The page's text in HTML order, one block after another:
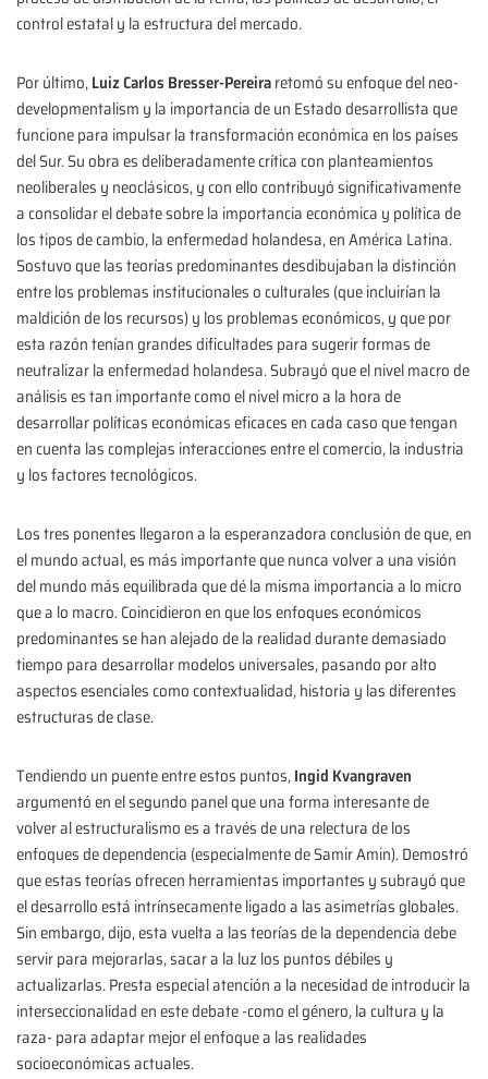
control estatal y la estructura del mercado.
Por último,Luiz Carlos Bresser-Pereiraretomó su enfoque del neo-
developmentalism y la importancia de un Estado desarrollista que
funcione para impulsar la transformación económica en los países
del Sur. Su obra es deliberadamente crítica con planteamientos
neoliberales y neoclásicos, y con ello contribuyó significativamente
a consolidar el debate sobre la importancia económica y política de
los tipos de cambio, la enfermedad holandesa, en América Latina.
Sostuvo que las teorías predominantes desdibujaban la distinción
entre los problemas institucionales o culturales (que incluirían la
maldición de los recursos) y los problemas económicos, y que por
esta razón tenían grandes dificultades para sugerir formas de
neutralizar la enfermedad holandesa. Subrayó que el nivel macro de
análisis es tan importante como el nivel micro a la hora de
desarrollar políticas económicas eficaces en cada caso que tengan
en cuenta las complejas interacciones entre el comercio, la industria
y los factores tecnológicos.
Los tres ponentes llegaron a la esperanzadora conclusión de que, en
el mundo actual, es más importante que nunca volver a una visión
del mundo más equilibrada que dé la misma importancia a lo micro
que a lo macro. Coincidieron en que los enfoques económicos
predominantes se han alejado de la realidad durante demasiado
tiempo para desarrollar modelos universales, pasando por alto
aspectos esenciales como contextualidad, historia y las diferentes
estructuras de clase.
Tendiendo un puente entre estos puntos,Ingid Kvangraven
argumentó en el segundo panel que una forma interesante de
volver al estructuralismo es a través de una relectura de los
enfoques de dependencia (especialmente de Samir Amin). Demostró
que estas teorías ofrecen herramientas importantes y subrayó que
el desarrollo está intrínsecamente ligado a las asimetrías globales.
Sin embargo, dijo, esta vuelta a las teorías de la dependencia debe
servir para mejorarlas, sacar a la luz los puntos débiles y
actualizarlas. Presta especial atención a la necesidad de introducir la
interseccionalidad en este debate -como el género, la cultura y la
raza- para adaptar mejor el enfoque a las realidades
socioeconómicas actuales.